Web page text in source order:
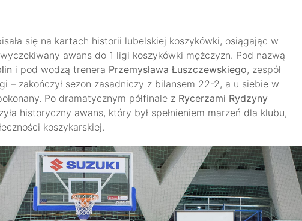
się na kartach historii lubelskiej koszykówki, osiągając w
awans do 1 ligi koszykówki mężczyzn. Pod nazwą
i pod wodzą trenera Przemysława Łuszczewskiego, zespół
– zakończył sezon zasadniczy z bilansem 22-2, a u siebie w
Po dramatycznym półfinale z Rycerzami Rydzyny
historyczny awans, który był spełnieniem marzeń dla klubu,
koszykarskiej.